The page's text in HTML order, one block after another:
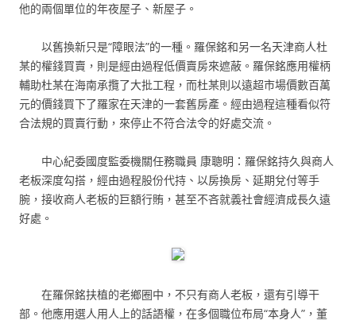
他的兩個單位的年夜屋子、新屋子。
以舊換新只是“障眼法”的一種。羅保銘和另一名天津商人杜
某的權錢買賣，則是經由過程低價賣房來遮蔽。羅保銘應用權柄
輔助杜某在海南承攬了大批工程，而杜某則以遠超市場價數百萬
元的價錢買下了羅家在天津的一套舊房產。經由過程這種看似符
合法規的買賣行動，來停止不符合法令的好處交流。
中心紀委國度監委機關任務職員 康聰明：羅保銘持久與商人
老板深度勾搭，經由過程股份代持、以房換房、延期兌付等手
腕，接收商人老板的巨額行賄，甚至不吝就義社會經濟成長久遠
好處。
在羅保銘扶植的老鄉圈中，不只有商人老板，還有引導干
部。他應用選人用人上的話語權，在多個職位布局“本身人”，董